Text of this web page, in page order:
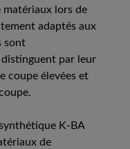
matériaux lors de
adaptés aux
sont
par leur
coupe élevées et
K-BA
de